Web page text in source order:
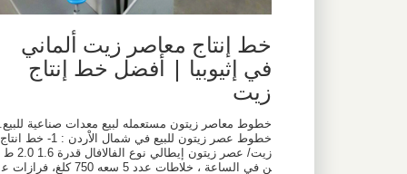
خط إنتاج معاصر زيت ألماني
في إثيوبيا | أفضل خط إنتاج
زيت
خطوط معاصر زيتون مستعمله لبيع معدات صناعية للبيع.
خطوط عصر زيتون للبيع في شمال الاْردن : 1- خط انتاج
زيت/ عصر زيتون إيطالي نوع الفالافال قدرة 1.6 2.0 ط
ن في الساعة ، خلاطات عدد 5 سعه 750 كلغ، فرازات ع